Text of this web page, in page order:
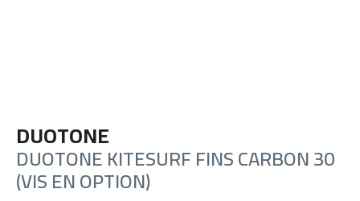
DUOTONE
DUOTONE KITESURF FINS CARBON 30
(VIS EN OPTION)